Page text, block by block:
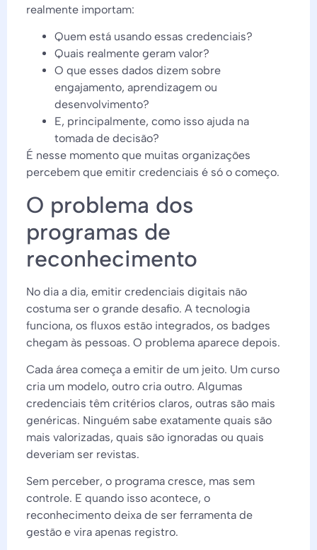
realmente importam:
Quem está usando essas credenciais?
Quais realmente geram valor?
O que esses dados dizem sobre
engajamento, aprendizagem ou
desenvolvimento?
E, principalmente, como isso ajuda na
tomada de decisão?
É nesse momento que muitas organizações
percebem que emitir credenciais é só o começo.
O problema dos
programas de
reconhecimento
No dia a dia, emitir credenciais digitais não
costuma ser o grande desafio. A tecnologia
funciona, os fluxos estão integrados, os badges
chegam às pessoas. O problema aparece depois.
Cada área começa a emitir de um jeito. Um curso
cria um modelo, outro cria outro. Algumas
credenciais têm critérios claros, outras são mais
genéricas. Ninguém sabe exatamente quais são
mais valorizadas, quais são ignoradas ou quais
deveriam ser revistas.
Sem perceber, o programa cresce, mas sem
controle. E quando isso acontece, o
reconhecimento deixa de ser ferramenta de
gestão e vira apenas registro.